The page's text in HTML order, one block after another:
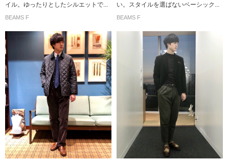
イル。ゆったりとしたシルエットで...
BEAMS F
い。スタイルを選ばないベーシック...
BEAMS F